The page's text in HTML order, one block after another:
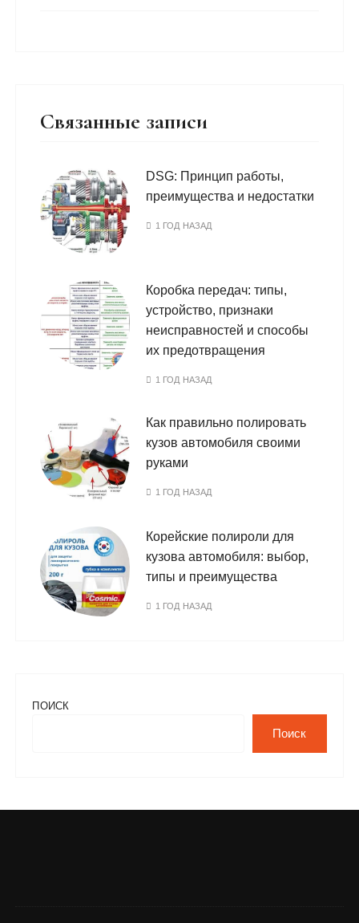
Связанные записи
DSG: Принцип работы,
преимущества и недостатки
1 ГОД НАЗАД
Коробка передач: типы,
устройство, признаки
неисправностей и способы
их предотвращения
1 ГОД НАЗАД
Как правильно полировать
кузов автомобиля своими
руками
1 ГОД НАЗАД
Корейские полироли для
кузова автомобиля: выбор,
типы и преимущества
1 ГОД НАЗАД
ПОИСК
Поиск